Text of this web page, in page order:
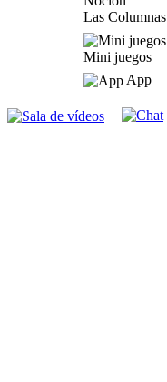
Las Columnas
Mini juegos
App
|